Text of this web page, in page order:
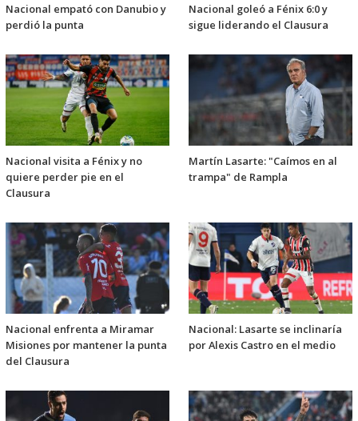
Nacional empató con Danubio y
perdió la punta
Nacional goleó a Fénix 6:0 y
sigue liderando el Clausura
Nacional visita a Fénix y no
quiere perder pie en el
Clausura
Martín Lasarte: "Caímos en al
trampa" de Rampla
Nacional enfrenta a Miramar
Misiones por mantener la punta
del Clausura
Nacional: Lasarte se inclinaría
por Alexis Castro en el medio